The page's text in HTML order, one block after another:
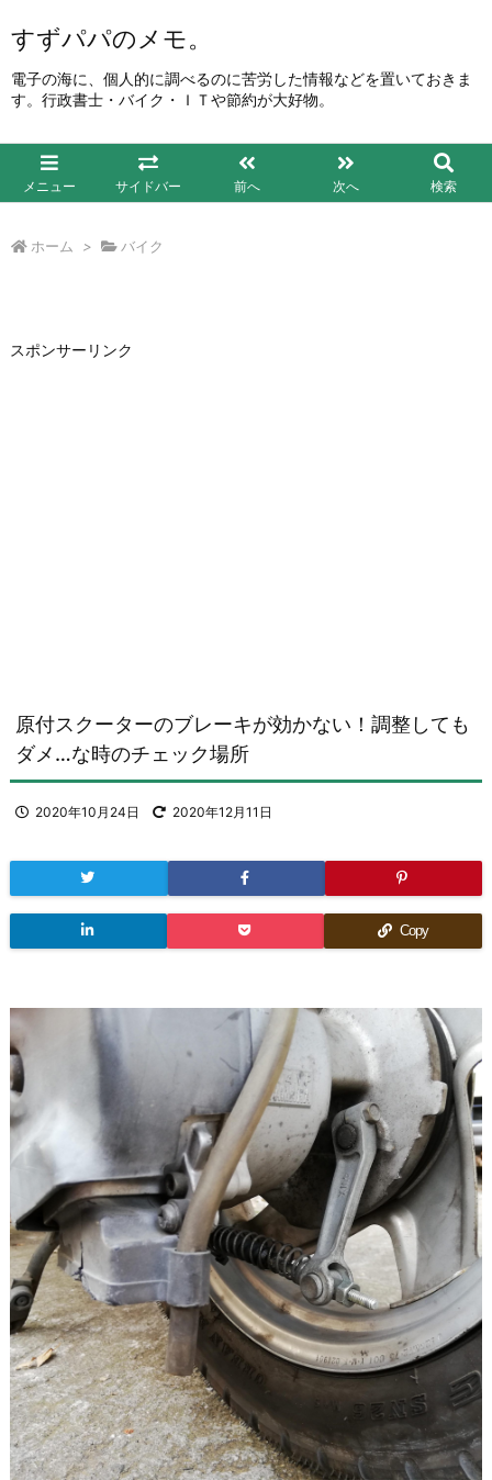
すずパパのメモ。
電子の海に、個人的に調べるのに苦労した情報などを置いておきま
す。行政書士・バイク・ＩＴや節約が大好物。
メニュー サイドバー 前へ 次へ 検索
ホーム > バイク
スポンサーリンク
原付スクーターのブレーキが効かない！調整しても
ダメ…な時のチェック場所
2020年10月24日 2020年12月11日
Copy